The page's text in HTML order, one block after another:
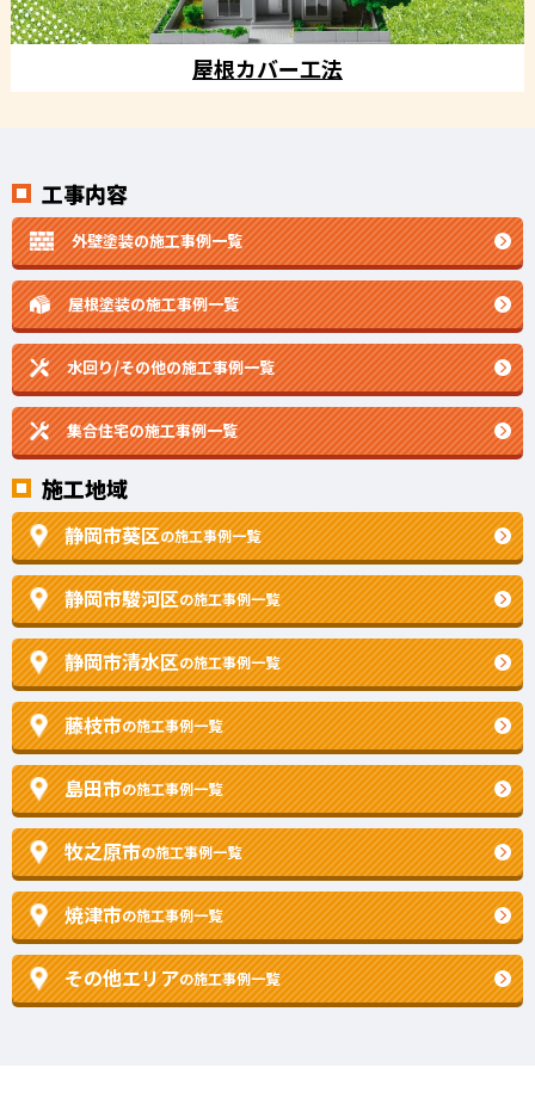
屋根カバー工法
工事内容
外壁塗装の施工事例一覧
屋根塗装の施工事例一覧
水回り/その他の施工事例一覧
集合住宅の施工事例一覧
施工地域
静岡市葵区の施工事例一覧
静岡市駿河区の施工事例一覧
静岡市清水区の施工事例一覧
藤枝市の施工事例一覧
島田市の施工事例一覧
牧之原市の施工事例一覧
焼津市の施工事例一覧
その他エリアの施工事例一覧